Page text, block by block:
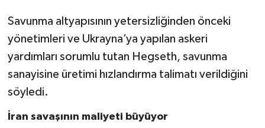
Savunma altyapısının yetersizliğinden önceki
yönetimleri ve Ukrayna’ya yapılan askeri
yardımları sorumlu tutan Hegseth, savunma
sanayisine üretimi hızlandırma talimatı verildiğini
söyledi.
İran savaşının maliyeti büyüyor